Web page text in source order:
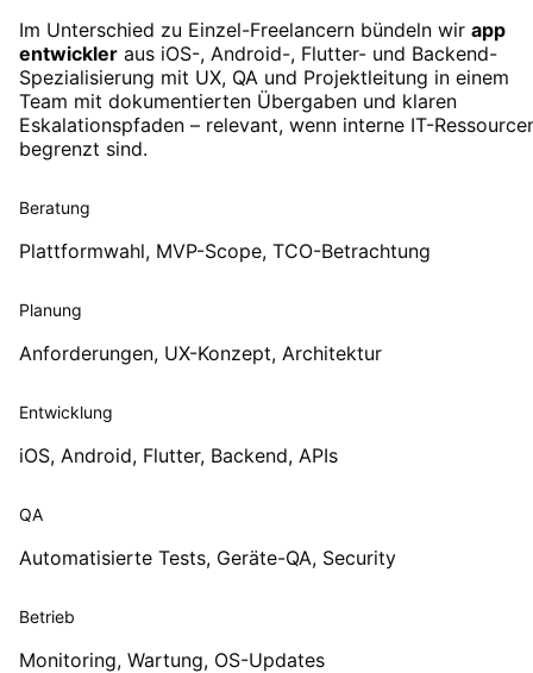
Im Unterschied zu Einzel-Freelancern bündeln wir app
entwickler aus iOS-, Android-, Flutter- und Backend-
Spezialisierung mit UX, QA und Projektleitung in einem
Team mit dokumentierten Übergaben und klaren
Eskalationspfaden – relevant, wenn interne IT-
begrenzt sind.
Beratung
Plattformwahl, MVP-Scope, TCO-Betrachtung
Planung
Anforderungen, UX-Konzept, Architektur
Entwicklung
iOS, Android, Flutter, Backend, APIs
QA
Automatisierte Tests, Geräte-QA, Security
Betrieb
Monitoring, Wartung, OS-Updates